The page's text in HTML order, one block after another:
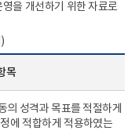
을 개선하기 위한 자료로
목
의 성격과 목표를 적절하게
에 적합하게 적용하였는